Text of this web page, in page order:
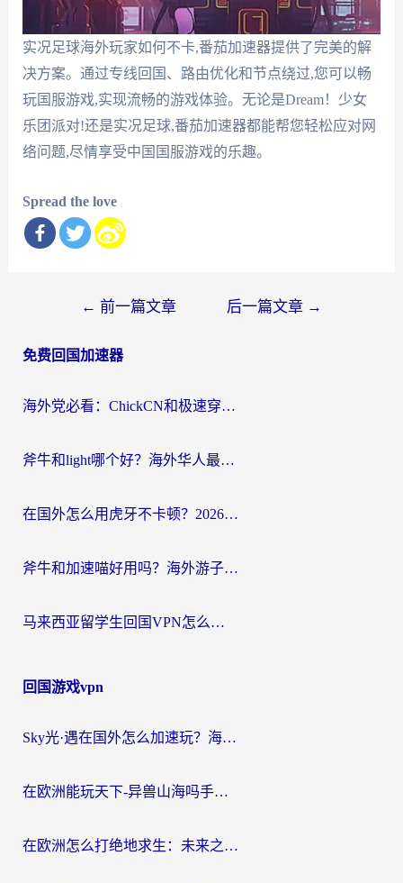
实况足球海外玩家如何不卡,番茄加速器提供了完美的解
决方案。通过专线回国、路由优化和节点绕过,您可以畅
玩国服游戏,实现流畅的游戏体验。无论是Dream！少女
乐团派对!还是实况足球,番茄加速器都能帮您轻松应对网
络问题,尽情享受中国国服游戏的乐趣。
Spread the love
导
← 前一篇文章 后一篇文章 →
免费回国加速器
海外党必看：ChickCN和极速穿梭VPN好用吗？3招教你选对回国加速器无缝刷国内资源
斧牛和light哪个好？海外华人最关心的回国加速器选择难题，一篇讲透
在国外怎么用虎牙不卡顿？2026海外华人亲测有效的回国加速器选择指南
斧牛和加速喵好用吗？海外游子的真实选择困境
马来西亚留学生回国VPN怎么选？3个避坑点+1款实测好用的加速器推荐
回国游戏vpn
Sky光·遇在国外怎么加速玩？海外党亲测有效的国服游戏加速指南
在欧洲能玩天下-异兽山海吗手游？海外玩家的加速器生存指南
在欧洲怎么打绝地求生：未来之役不卡？留学生亲测的加速器避坑指南